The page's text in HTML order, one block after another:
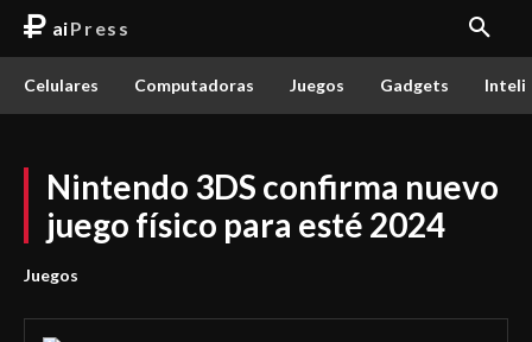
aiPress
Celulares Computadoras Juegos Gadgets
Nintendo 3DS confirma nuevo
juego físico para esté 2024
Juegos